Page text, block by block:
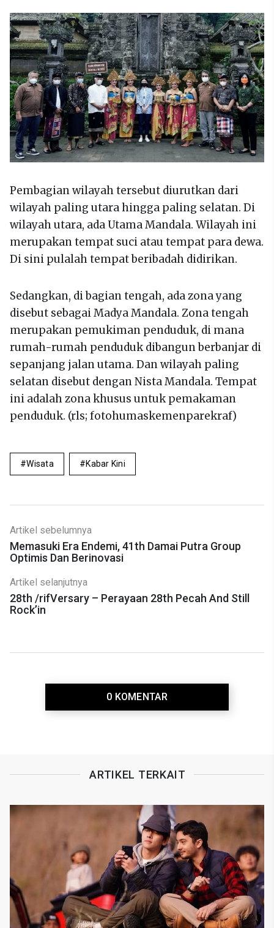
Pembagian wilayah tersebut diurutkan dari
wilayah paling utara hingga paling selatan. Di
wilayah utara, ada Utama Mandala. Wilayah ini
merupakan tempat suci atau tempat para dewa.
Di sini pulalah tempat beribadah didirikan.
Sedangkan, di bagian tengah, ada zona yang
disebut sebagai Madya Mandala. Zona tengah
merupakan pemukiman penduduk, di mana
rumah-rumah penduduk dibangun berbanjar di
sepanjang jalan utama. Dan wilayah paling
selatan disebut dengan Nista Mandala. Tempat
ini adalah zona khusus untuk pemakaman
penduduk. (rls; fotohumaskemenparekraf)
Wisata Kabar Kini
Artikel sebelumnya
Memasuki Era Endemi, 41th Damai Putra Group
Optimis Dan Berinovasi
Artikel selanjutnya
28th /rifVersary – Perayaan 28th Pecah And Still
Rock’in
0 KOMENTAR
ARTIKEL TERKAIT